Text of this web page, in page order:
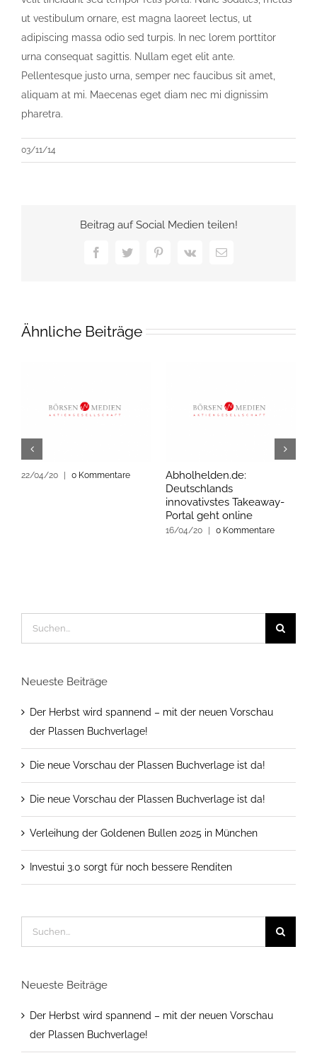
ut vestibulum ornare, est magna laoreet lectus, ut
adipiscing massa odio sed turpis. In nec lorem porttitor
urna consequat sagittis. Nullam eget elit ante.
Pellentesque justo urna, semper nec faucibus sit amet,
aliquam at mi. Maecenas eget diam nec mi dignissim
pharetra.
03/11/14
Beitrag auf Social Medien teilen!
FacebookTwitterPinterest
Vk
E-
Ähnliche Beiträge
22/04/20 | 0 Kommentare
Abholhelden.de:
Deutschlands
innovativstes Takeaway-
Portal geht online
16/04/20 0 Kommentare
nach:
Neueste Beiträge
Der Herbst wird spannend – mit der neuen Vorschau
der Plassen Buchverlage!
Die neue Vorschau der Plassen Buchverlage ist da!
Die neue Vorschau der Plassen Buchverlage ist da!
Verleihung der Goldenen Bullen 2025 in München
Investui 3.0 sorgt für noch bessere Renditen
nach:
Neueste Beiträge
Der Herbst wird spannend – mit der neuen Vorschau
der Plassen Buchverlage!